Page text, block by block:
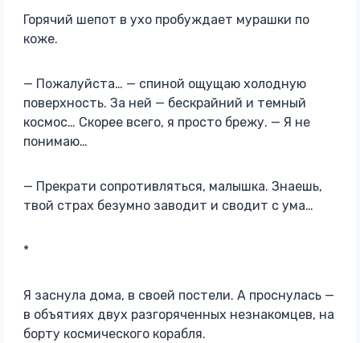
Горячий шепот в ухо пробуждает мурашки по
коже.
— Пожалуйста… — спиной ощущаю холодную
поверхность. За ней — бескрайний и темный
космос… Скорее всего, я просто брежу. — Я не
понимаю…
— Прекрати сопротивляться, малышка. Знаешь,
твой страх безумно заводит и сводит с ума…
*
Я заснула дома, в своей постели. А проснулась —
в объятиях двух разгоряченных незнакомцев, на
борту космического корабля.